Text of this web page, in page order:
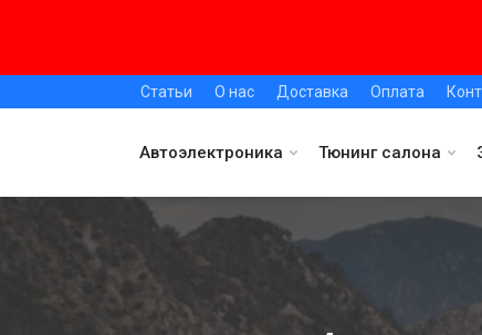
Статьи О нас Доставка Оплата
Автоэлектроника Тюнинг салона